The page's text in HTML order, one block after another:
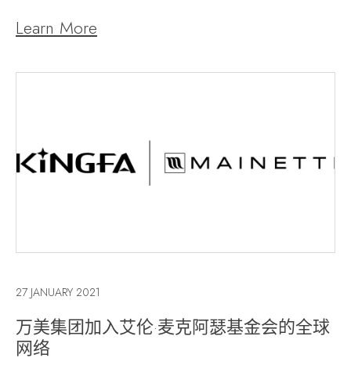
Learn More
27 JANUARY 2021
万美集团加入艾伦·麦克阿瑟基金会的全球
网络